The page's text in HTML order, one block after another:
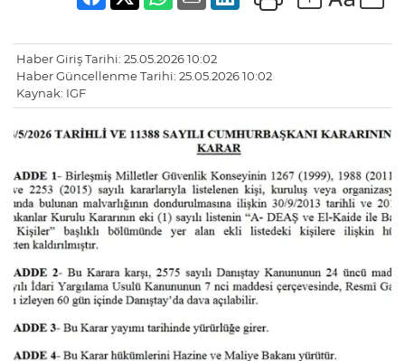
Haber Giriş Tarihi: 25.05.2026 10:02
Haber Güncellenme Tarihi: 25.05.2026 10:02
Kaynak: IGF